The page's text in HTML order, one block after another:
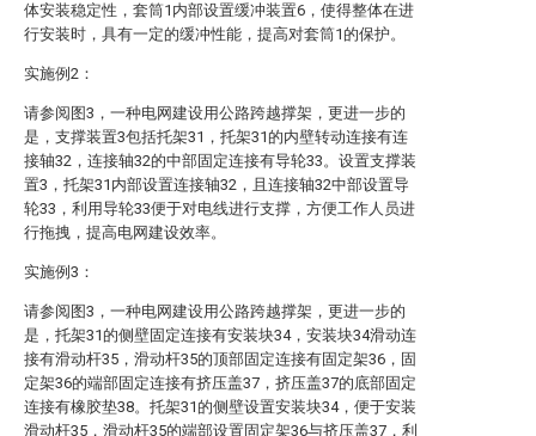
体安装稳定性，套筒1内部设置缓冲装置6，使得整体在进
行安装时，具有一定的缓冲性能，提高对套筒1的保护。
实施例2：
请参阅图3，一种电网建设用公路跨越撑架，更进一步的
是，支撑装置3包括托架31，托架31的内壁转动连接有连
接轴32，连接轴32的中部固定连接有导轮33。设置支撑装
置3，托架31内部设置连接轴32，且连接轴32中部设置导
轮33，利用导轮33便于对电线进行支撑，方便工作人员进
行拖拽，提高电网建设效率。
实施例3：
请参阅图3，一种电网建设用公路跨越撑架，更进一步的
是，托架31的侧壁固定连接有安装块34，安装块34滑动连
接有滑动杆35，滑动杆35的顶部固定连接有固定架36，固
定架36的端部固定连接有挤压盖37，挤压盖37的底部固定
连接有橡胶垫38。托架31的侧壁设置安装块34，便于安装
滑动杆35，滑动杆35的端部设置固定架36与挤压盖37，利